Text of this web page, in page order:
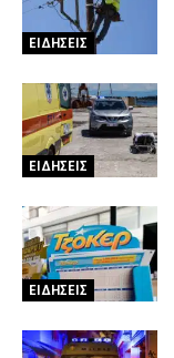
ΕΙΔΗΣΕΙΣ
ΕΙΔΗΣΕΙΣ
ΕΙΔΗΣΕΙΣ